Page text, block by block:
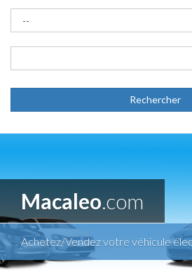
Macaleo.com
Achetez/Vendez votre véhicule